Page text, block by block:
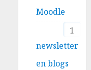
Moodle
1
newsletter
en blogs